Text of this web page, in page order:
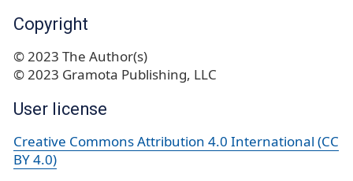
Copyright
© 2023 The Author(s)
© 2023 Gramota Publishing, LLC
User license
Creative Commons Attribution 4.0 International (CC
BY 4.0)